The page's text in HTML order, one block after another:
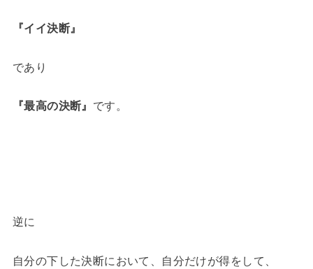
『イイ決断』
であり
『最高の決断』 です。
逆に
自分の下した決断において、自分だけが得をして、